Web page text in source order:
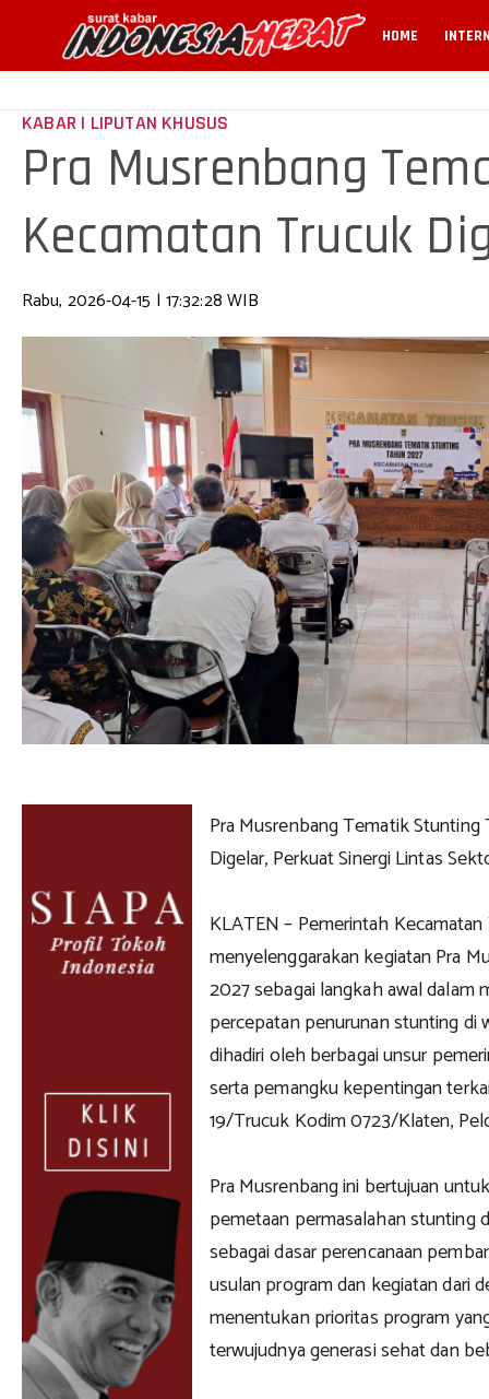
HOME
KABAR | LIPUTAN KHUSUS
Pra Musrenbang
Kecamatan Trucuk
Sektor
Rabu, 2026-04-15 | 17:32:28 WIB
Pra Musrenbang Tematik
Digelar, Perkuat Sinergi Lintas
KLATEN – Pemerintah
menyelenggarakan kegiatan Pra
2027 sebagai langkah awal dalam
percepatan penurunan stunting di
dihadiri oleh berbagai unsur
serta pemangku kepentingan
19/Trucuk Kodim 0723/Klaten,
Pra Musrenbang ini bertujuan
pemetaan permasalahan stunting
sebagai dasar perencanaan
usulan program dan kegiatan dari
menentukan prioritas program
terwujudnya generasi sehat dan